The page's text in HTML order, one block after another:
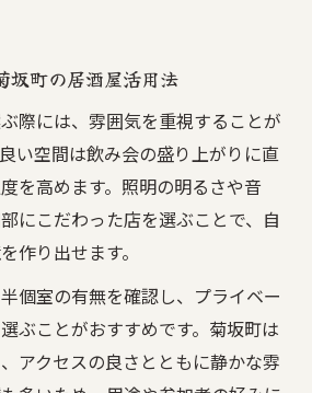
坂町の居酒屋活用法
際には、雰囲気を重視することが
い空間は飲み会の盛り上がりに直
を高めます。照明の明るさや音
にこだわった店を選ぶことで、自
作り出せます。
個室の有無を確認し、プライベー
ぶことがおすすめです。菊坂町は
アクセスの良さとともに静かな雰